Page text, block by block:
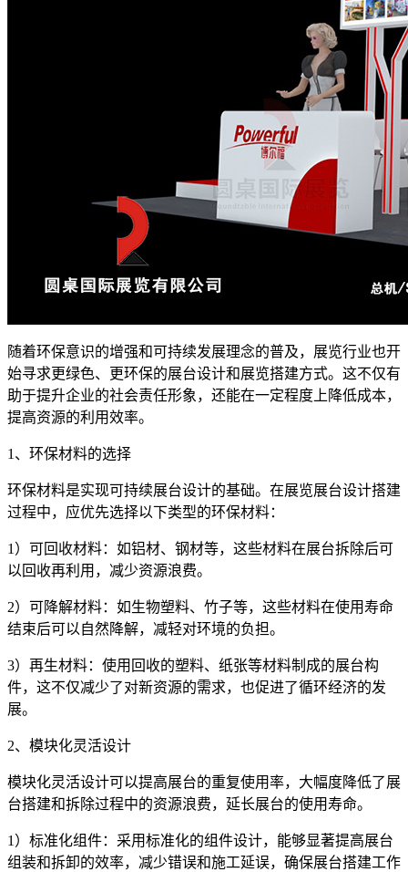
随着环保意识的增强和可持续发展理念的普及，展览行业也开
始寻求更绿色、更环保的展台设计和展览搭建方式。这不仅有
助于提升企业的社会责任形象，还能在一定程度上降低成本，
提高资源的利用效率。
1、环保材料的选择
环保材料是实现可持续展台设计的基础。在展览展台设计搭建
过程中，应优先选择以下类型的环保材料：
1）可回收材料：如铝材、钢材等，这些材料在展台拆除后可
以回收再利用，减少资源浪费。
2）可降解材料：如生物塑料、竹子等，这些材料在使用寿命
结束后可以自然降解，减轻对环境的负担。
3）再生材料：使用回收的塑料、纸张等材料制成的展台构
件，这不仅减少了对新资源的需求，也促进了循环经济的发
展。
2、模块化灵活设计
模块化灵活设计可以提高展台的重复使用率，大幅度降低了展
台搭建和拆除过程中的资源浪费，延长展台的使用寿命。
1）标准化组件：采用标准化的组件设计，能够显著提高展台
组装和拆卸的效率，减少错误和施工延误，确保展台搭建工作